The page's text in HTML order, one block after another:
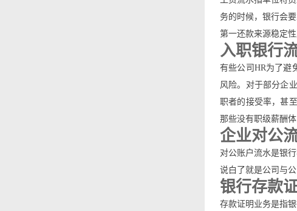
务的时候，银行会
第一还款来源稳定性
入职银行
有些公司HR为了避
风险。对于部分企
职者的接受率，甚
那些没有职级薪酬
企业对公
对公账户流水是银
说白了就是公司与
银行存款
存款证明业务是指